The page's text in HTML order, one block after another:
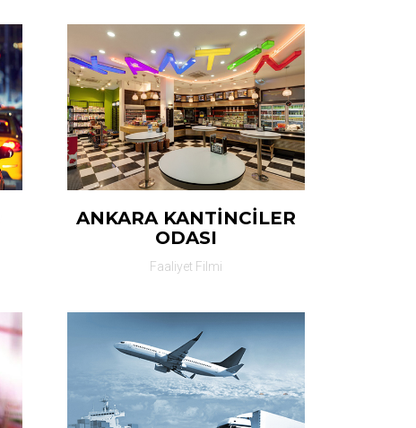
ANKARA KANTİNCİLER
ODASI
Faaliyet Filmi